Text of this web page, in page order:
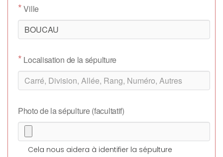
*Ville
* Localisation de la sépulture
Photo de la sépulture (facultatif)
Cela nous aidera à identifier la sépulture